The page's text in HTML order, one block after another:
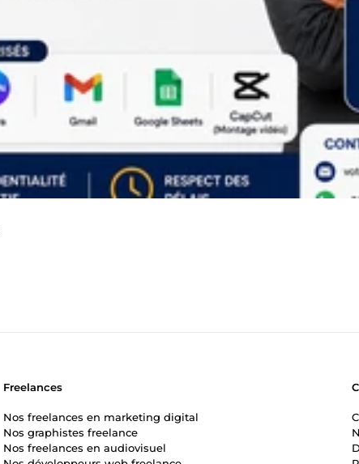
Freelances
Nos freelances en marketing digital
Nos graphistes freelance
Nos freelances en audiovisuel